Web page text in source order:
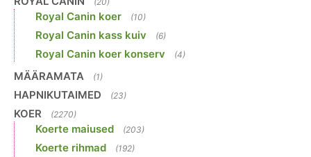
Royal Canin koer (10)
Royal Canin kass kuiv (6)
Royal Canin koer konserv (4)
MÄÄRAMATA (1)
HAPNIKUTAIMED (23)
KOER (2270)
Koerte maiused (203)
Koerte rihmad (192)